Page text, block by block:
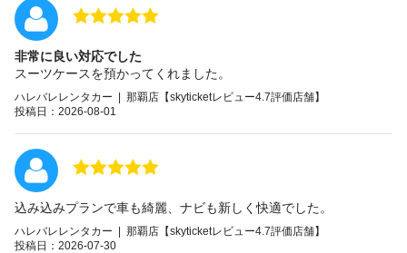
非常に良い対応でした
スーツケースを預かってくれました。
ハレバレレンタカー | 那覇店【skyticketレビュー4.7評価店舗】
投稿日：2026-08-01
込み込みプランで車も綺麗、ナビも新しく快適でした。
ハレバレレンタカー | 那覇店【skyticketレビュー4.7評価店舗】
投稿日：2026-07-30